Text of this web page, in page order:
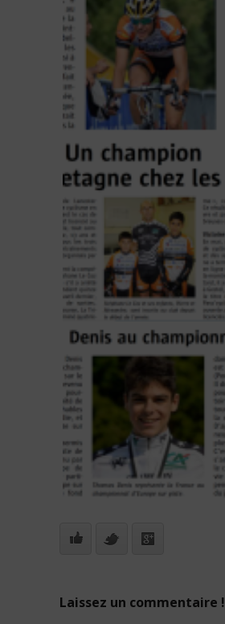
Laissez un commentaire !